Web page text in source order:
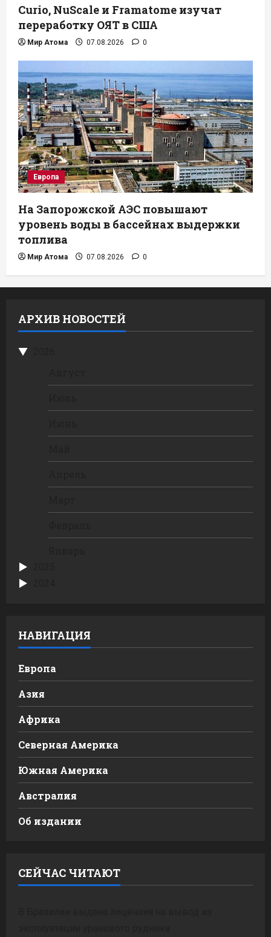
Curio, NuScale и Framatome изучат
переработку ОЯТ в США
Мир Атома 07.08.2026 0
Европа
На Запорожской АЭС повышают
уровень воды в бассейнах выдержки
топлива
Мир Атома 07.08.2026 0
АРХИВ НОВОСТЕЙ
НАВИГАЦИЯ
Европа
Азия
Африка
Северная Америка
Южная Америка
Австралия
Об издании
СЕЙЧАС ЧИТАЮТ